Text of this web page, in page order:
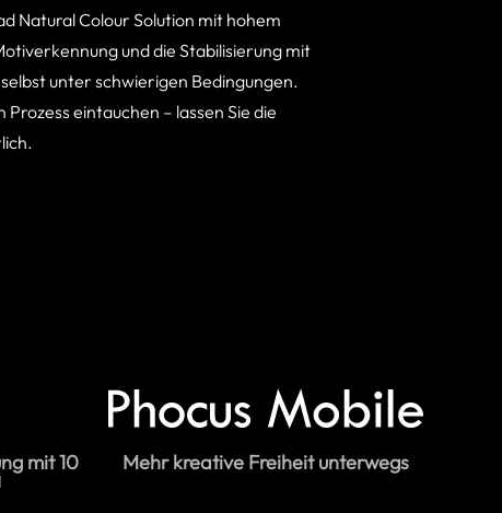
Natural Colour Solution mit hohem
und die Stabilisierung mit
unter schwierigen Bedingungen.
eintauchen – lassen Sie die
mit 10
Mehr kreative Freiheit unterwegs